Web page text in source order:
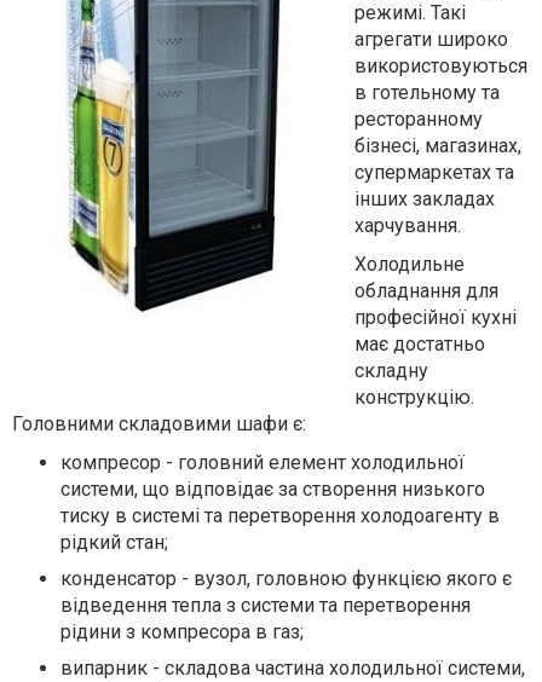
режимі. Такі
агрегати широко
використовуються
в готельному та
ресторанному
бізнесі, магазинах,
супермаркетах та
інших закладах
харчування.
Холодильне
обладнання для
професійної кухні
має достатньо
складну
конструкцію.
Головними складовими шафи є:
компресор - головний елемент холодильної
системи, що відповідає за створення низького
тиску в системі та перетворення холодоагенту в
рідкий стан;
конденсатор - вузол, головною функцією якого є
відведення тепла з системи та перетворення
рідини з компресора в газ;
випарник - складова частина холодильної системи,